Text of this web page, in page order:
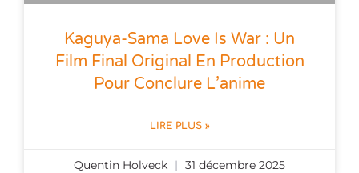
Kaguya-Sama Love Is War : Un
Film Final Original En Production
Pour Conclure L’anime
LIRE PLUS »
Quentin Holveck 31 décembre 2025